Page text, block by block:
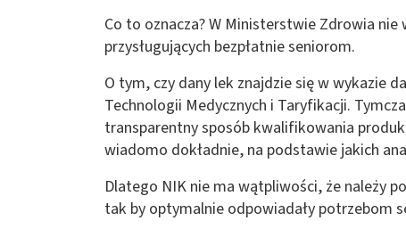
Co to oznacza? W Ministerstwie Zdrowia
przysługujących bezpłatnie seniorom.
O tym, czy dany lek znajdzie się w wykazie
Technologii Medycznych i Taryfikacji.
transparentny sposób kwalifikowania
wiadomo dokładnie, na podstawie jakich
Dlatego NIK nie ma wątpliwości, że należy
tak by optymalnie odpowiadały potrzebom